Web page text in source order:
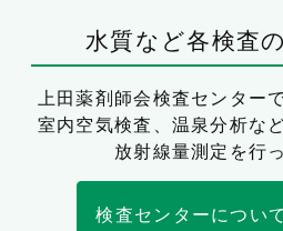
水質など各検査
上田薬剤師会検査センター
室内空気検査、温泉分析な
放射線量測定を行
検査センターについ